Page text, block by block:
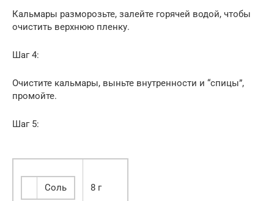
Кальмары разморозьте, залейте горячей водой, чтобы
очистить верхнюю пленку.
Шаг 4:
Очистите кальмары, выньте внутренности и “спицы”,
промойте.
Шаг 5:
Соль 8 г